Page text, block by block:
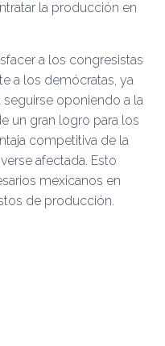
la producción en
a los congresistas
a los demócratas, ya
oponiendo a la
un gran logro para los
competitiva de la
afectada. Esto
mexicanos en
de producción.